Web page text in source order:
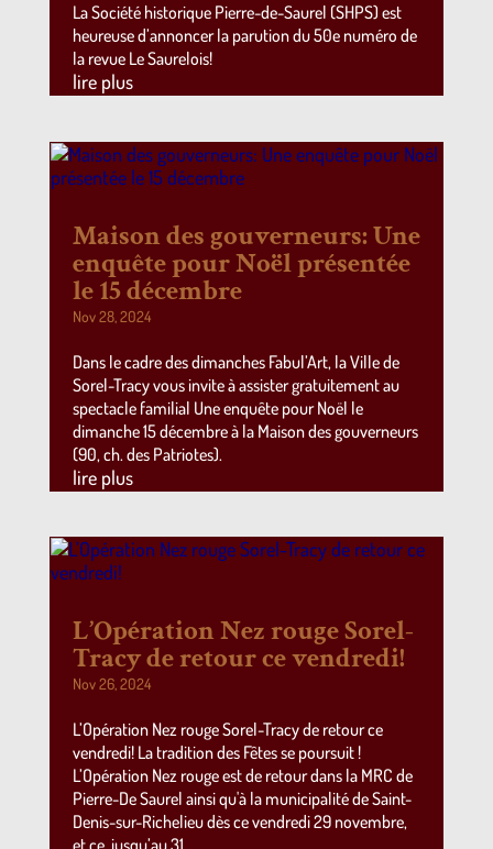
La Société historique Pierre-de-Saurel (SHPS) est
heureuse d’annoncer la parution du 50e numéro de
la revue Le Saurelois!
lire plus
Maison des gouverneurs: Une
enquête pour Noël présentée
le 15 décembre
Nov 28, 2024
Dans le cadre des dimanches Fabul’Art, la Ville de
Sorel-Tracy vous invite à assister gratuitement au
spectacle familial Une enquête pour Noël le
dimanche 15 décembre à la Maison des gouverneurs
(90, ch. des Patriotes).
lire plus
L’Opération Nez rouge Sorel-
Tracy de retour ce vendredi!
Nov 26, 2024
L’Opération Nez rouge Sorel-Tracy de retour ce
vendredi! La tradition des Fêtes se poursuit !
L’Opération Nez rouge est de retour dans la MRC de
Pierre-De Saurel ainsi qu'à la municipalité de Saint-
Denis-sur-Richelieu dès ce vendredi 29 novembre,
et ce, jusqu’au 31...